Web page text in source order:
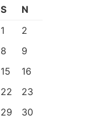
S
N
1
2
8
9
15
16
22
23
29
30